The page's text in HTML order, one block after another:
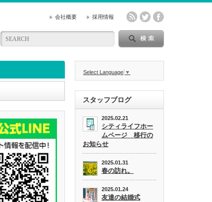
会社概要 採用情報
Select Language ▼
スタッフブログ
2025.02.21
シティライフホー
ムページ 移行の
お知らせ
2025.01.31
春の訪れ。
2025.01.24
友達の結婚式